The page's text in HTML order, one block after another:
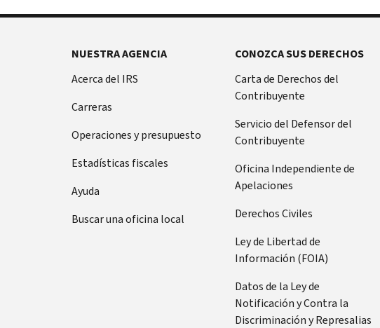
NUESTRA AGENCIA
Acerca del IRS
Carreras
Operaciones y presupuesto
Estadísticas fiscales
Ayuda
Buscar una oficina local
CONOZCA SUS DERECHOS
Carta de Derechos del
Contribuyente
Servicio del Defensor del
Contribuyente
Oficina Independiente de
Apelaciones
Derechos Civiles
Ley de Libertad de
Información (FOIA)
Datos de la Ley de
Notificación y Contra la
Discriminación y Represalias